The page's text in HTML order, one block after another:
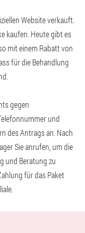
Website verkauft.
kaufen. Heute gibt es
mit einem Rabatt von
für die Behandlung
gegen
und
des Antrags an. Nach
Sie anrufen, um die
und Beratung zu
für das Paket